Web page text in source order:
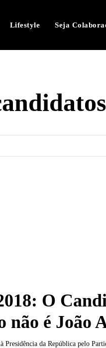
Lifestyle Seja
O
não é João
Presidência da República pelo